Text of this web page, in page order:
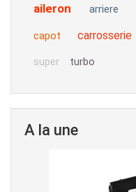
aileron arriere
capot carrosserie
super turbo
A la une